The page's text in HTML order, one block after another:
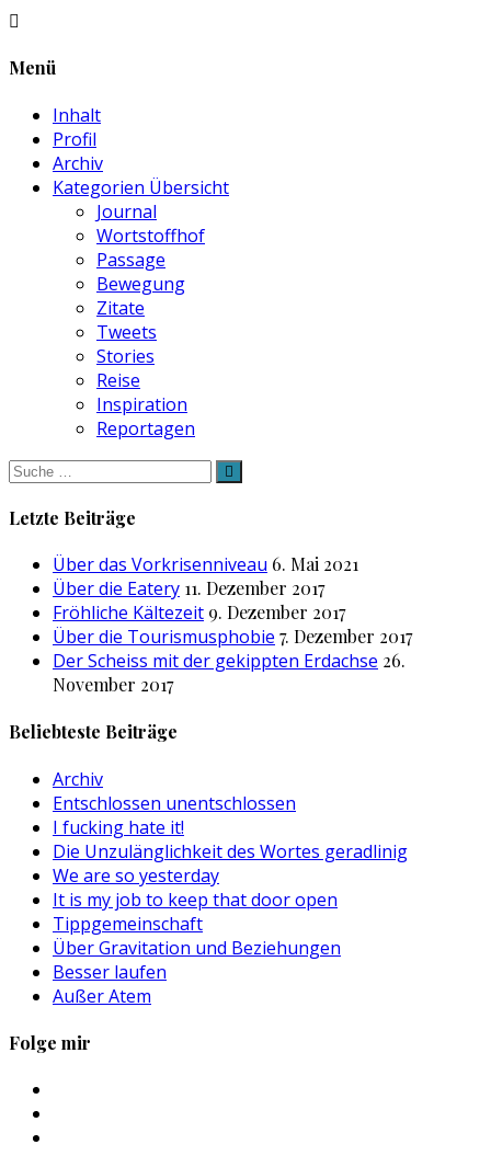
Menü
Inhalt
Profil
Archiv
Kategorien Übersicht
Journal
Wortstoffhof
Passage
Bewegung
Zitate
Tweets
Stories
Reise
Inspiration
Reportagen
Suche
nach:
Letzte Beiträge
Über das Vorkrisenniveau 6. Mai 2021
Über die Eatery 11. Dezember 2017
Fröhliche Kältezeit 9. Dezember 2017
Über die Tourismusphobie 7. Dezember 2017
Der Scheiss mit der gekippten Erdachse 26.
November 2017
Beliebteste Beiträge
Archiv
Entschlossen unentschlossen
I fucking hate it!
Die Unzulänglichkeit des Wortes geradlinig
We are so yesterday
It is my job to keep that door open
Tippgemeinschaft
Über Gravitation und Beziehungen
Besser laufen
Außer Atem
Folge mir